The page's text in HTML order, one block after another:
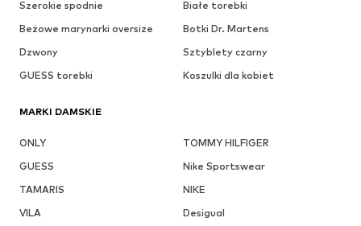
Szerokie spodnie
Białe torebki
Beżowe marynarki oversize
Botki Dr. Martens
Dzwony
Sztyblety czarny
GUESS torebki
Koszulki dla kobiet
MARKI DAMSKIE
ONLY
TOMMY HILFIGER
GUESS
Nike Sportswear
TAMARIS
NIKE
VILA
Desigual